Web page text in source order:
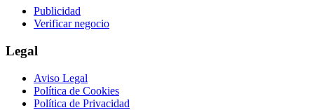
Publicidad
Verificar negocio
Legal
Aviso Legal
Política de Cookies
Política de Privacidad